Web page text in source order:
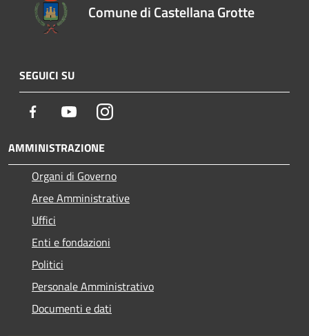
Comune di Castellana Grotte
SEGUICI SU
Facebook YoutubeInstagram
AMMINISTRAZIONE
Organi di Governo
Aree Amministrative
Uffici
Enti e fondazioni
Politici
Personale Amministrativo
Documenti e dati